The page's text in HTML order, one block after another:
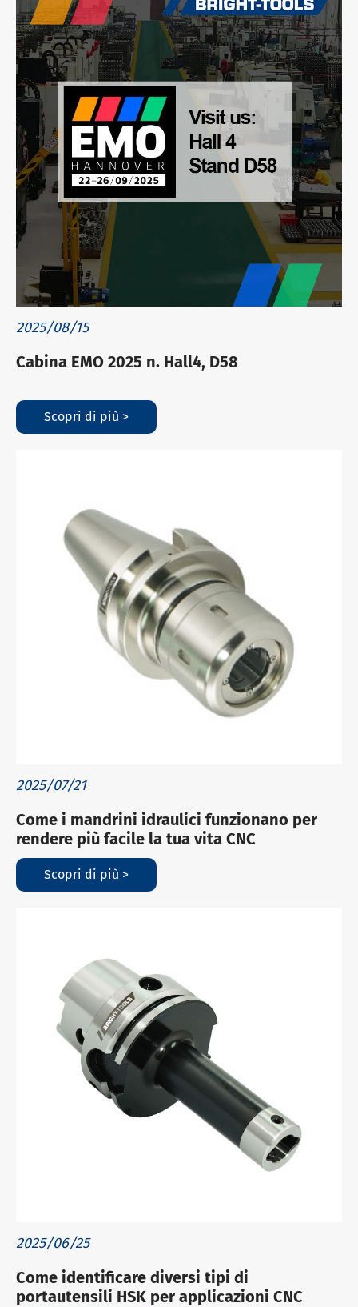
2025/08/15
Cabina EMO 2025 n. Hall4, D58
Scopri di più >
2025/07/21
Come i mandrini idraulici funzionano per
rendere più facile la tua vita CNC
Scopri di più >
2025/06/25
Come identificare diversi tipi di
portautensili HSK per applicazioni CNC